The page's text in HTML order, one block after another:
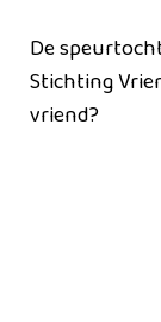
De
Stichting
vriend?